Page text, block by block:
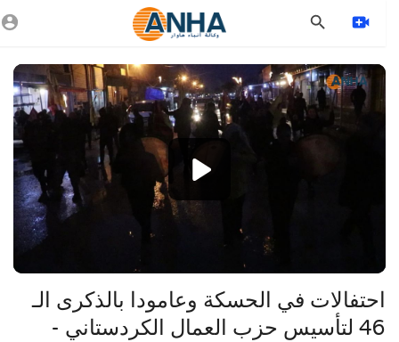
Video
Player
720p
480p
⁣احتفالات في الحسكة وعامودا بالذكرى الـ
46 لتأسيس حزب العمال الكردستاني -